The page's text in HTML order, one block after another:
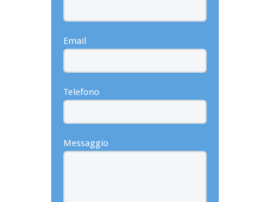
Email
Telefono
Messaggio